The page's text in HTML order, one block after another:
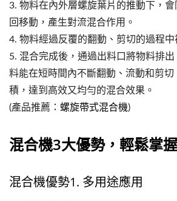
3. 物料在內外層螺旋葉片的推動下，
回移動，產生對流混合作用。
4. 物料經過反覆的翻動、剪切的過程中
5. 混合完成後，通過出料口將物料排
料能在短時間內不斷翻動、流動和剪切
積，達到高效又均勻的混合效果。
(產品推薦： 螺旋帶式混合機)
混合機3大優勢，輕鬆掌
混合機優勢1. 多用途應用